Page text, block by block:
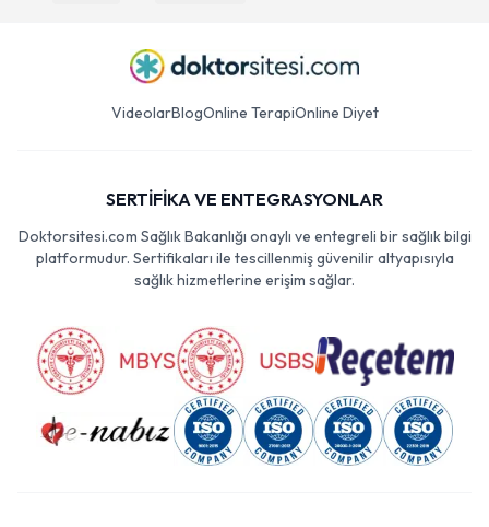
VideolarBlogOnline TerapiOnline Diyet
SERTİFİKA VE ENTEGRASYONLAR
Doktorsitesi.com Sağlık Bakanlığı onaylı ve entegreli bir sağlık bilgi
platformudur. Sertifikaları ile tescillenmiş güvenilir altyapısıyla
sağlık hizmetlerine erişim sağlar.